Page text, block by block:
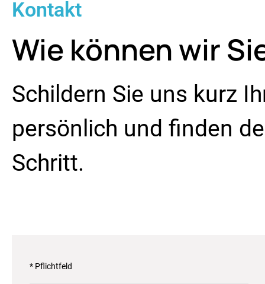
Kontakt
Wie können wir
Schildern Sie uns kurz
persönlich und finden
Schritt.
* Pflichtfeld